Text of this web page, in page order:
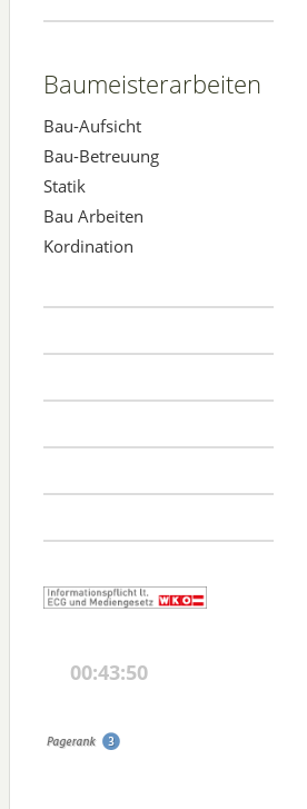
Baumeisterarbeiten
Bau-Aufsicht
Bau-Betreuung
Statik
Bau Arbeiten
Kordination